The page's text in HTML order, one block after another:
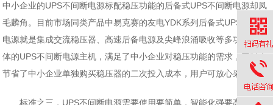
中小企业的UPS不间断电源标配稳压功能的后备式UPS不间断电源却凤
毛麟角。目前市场同类产品中易克赛的友电YDK系列后备式UPS不间断
电源就是集成交流稳压器、高速后备电源及尖峰浪涌吸收等多功能于一
体的UPS不间断电源主机，满足了中小企业对稳压功能的需求，同时也
节省了中小企业单独购买稳压器的二次投入成本，用户可放心采购。
标准之三，UPS不间断电源需要使用要简单，智能化强要高